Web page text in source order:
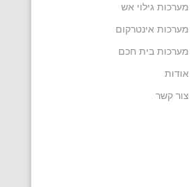
מערכות גילוי אש
מערכות אינטרקום
מערכות בית חכם
אודות
צור קשר